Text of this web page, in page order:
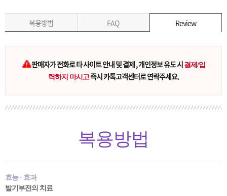
복용방법 FAQ Review
판매자가 전화로 타 사이트 안내 및 결제 , 개인정보 유도 시 결제/입
력하지 마시고즉시 카톡고객센터로 연락주세요.
복용방법
효능 · 효과
발기부전의 치료